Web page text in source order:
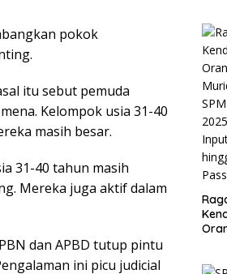
pokok
itu sebut pemuda
Kelompok usia 31-40
masih besar.
31-40 tahun masih
Mereka juga aktif dalam
dan APBD tutup pintu
ini picu judicial